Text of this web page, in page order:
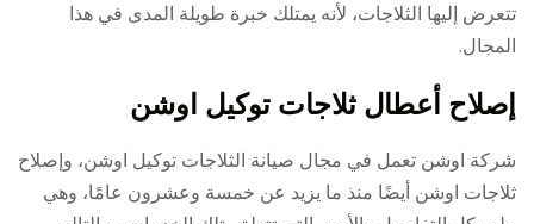
تتعرض إليها الثلاجات، لأنه يمتلك خبرة طويلة المدى في هذا
المجال.
إصلاح أعطال ثلاجات توكيل اوشن
شركة اوشن تعمل في مجال صيانة الثلاجات توكيل اوشن، وإصلاح
ثلاجات اوشن أيضًا منذ ما يزيد عن خمسة وعشرون عامًا، وهي